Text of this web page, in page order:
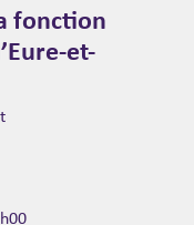
fonction
et-